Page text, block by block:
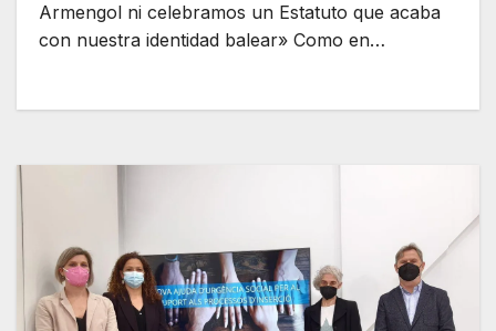
Armengol ni celebramos un Estatuto que acaba
con nuestra identidad balear» Como en…